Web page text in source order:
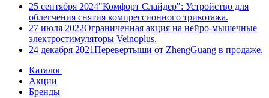
25 сентября 2024"Комфорт Слайдер": Устройство для
облегчения снятия компрессионного трикотажа.
27 июля 2022Ограниченная акция на нейро-мышечные
электростимуляторы Veinoplus.
24 декабря 2021Перевертыши от ZhengGuang в продаже.
Каталог
Акции
Бренды